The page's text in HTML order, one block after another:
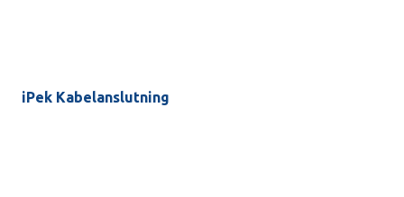
iPek Kabelanslutning